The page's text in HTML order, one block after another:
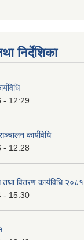
निर्देशिका
- 12:29
कार्यविधि
- 12:28
तथा वितरण कार्यविधि २०८१
- 15:30